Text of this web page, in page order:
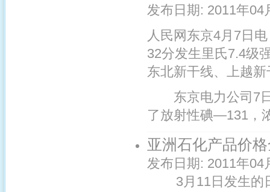
发布日期: 2011年04
人民网东京4月7日
32分发生里氏7.4级
东北新干线、上越
东京电力公司7日
了放射性碘—131，
亚洲石化产品价
发布日期: 2011年04
3月11日发生的日